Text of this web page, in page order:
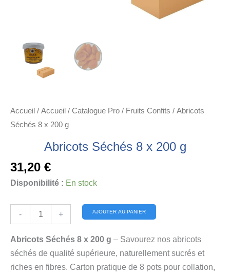
Accueil / Accueil / Catalogue Pro / Fruits Confits / Abricots
Séchés 8 x 200 g
Abricots Séchés 8 x 200 g
31,20 €
Disponibilité : En stock
-
de
Abricots
Séchés
8
+ AJOUTER AU PANIER
Abricots Séchés 8 x 200 g – Savourez nos abricots
séchés de qualité supérieure, naturellement sucrés et
riches en fibres. Carton pratique de 8 pots pour collation,